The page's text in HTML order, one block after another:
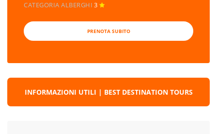
CATEGORIA ALBERGHI 3
PRENOTA SUBITO
INFORMAZIONI UTILI | BEST DESTINATION TOURS